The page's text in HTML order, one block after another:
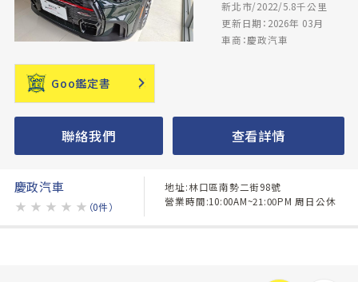
新北市/2022/5.8千公里
更新日期：2026年 03月
車商：慶政汽車
Goo鑑定書
聯絡我們 查看詳情
慶政汽車
★ ★ ★ ★ ★ （0件）
地址:林口區南勢二街98號
營業時間:10:00AM~21:00PM 周日公休